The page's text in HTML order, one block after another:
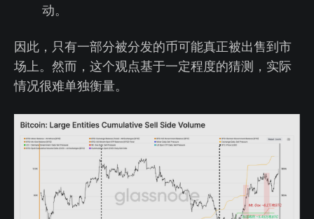
动。
因此，只有一部分被分发的币可能真正被出售到市
场上。然而，这个观点基于一定程度的猜测，实际
情况很难单独衡量。